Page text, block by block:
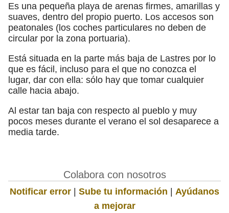
Es una pequeña playa de arenas firmes, amarillas y
suaves, dentro del propio puerto. Los accesos son
peatonales (los coches particulares no deben de
circular por la zona portuaria).
Está situada en la parte más baja de Lastres por lo
que es fácil, incluso para el que no conozca el
lugar, dar con ella: sólo hay que tomar cualquier
calle hacia abajo.
Al estar tan baja con respecto al pueblo y muy
pocos meses durante el verano el sol desaparece a
media tarde.
Colabora con nosotros
Notificar error | Sube tu información | Ayúdanos
a mejorar